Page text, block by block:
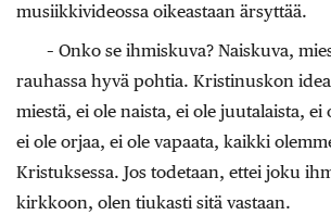
musiikkivideossa oikeastaan ärsyttää.
– Onko se ihmiskuva? Naiskuva,
rauhassa hyvä pohtia. Kristinuskon
miestä, ei ole naista, ei ole juutalaista, ei
ei ole orjaa, ei ole vapaata, kaikki
Kristuksessa. Jos todetaan, ettei joku
kirkkoon, olen tiukasti sitä vastaan.